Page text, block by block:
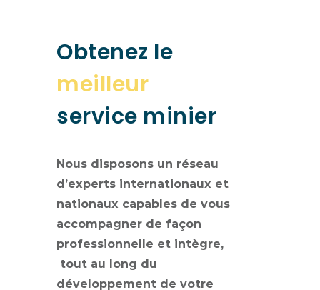
Obtenez le
meilleur
service minier
Nous disposons un réseau
d’experts internationaux et
nationaux capables de vous
accompagner de façon
professionnelle et intègre,
tout au long du
développement de votre